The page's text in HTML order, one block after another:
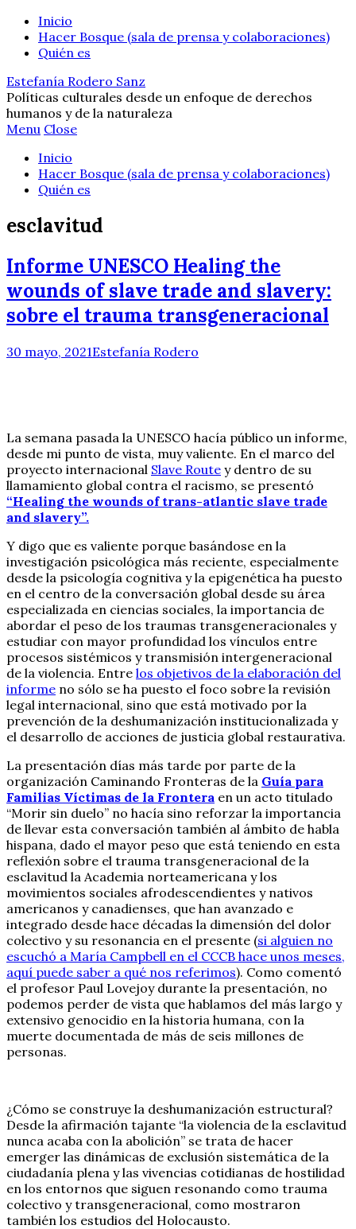
Inicio
Hacer Bosque (sala de prensa y colaboraciones)
Quién es
Estefanía Rodero Sanz
Políticas culturales desde un enfoque de derechos
humanos y de la naturaleza
Menu Close
Inicio
Hacer Bosque (sala de prensa y colaboraciones)
Quién es
esclavitud
Informe UNESCO Healing the
wounds of slave trade and slavery:
sobre el trauma transgeneracional
30 mayo, 2021Estefanía Rodero
La semana pasada la UNESCO hacía público un informe,
desde mi punto de vista, muy valiente. En el marco del
proyecto internacional Slave Route y dentro de su
llamamiento global contra el racismo, se presentó
“Healing the wounds of trans-atlantic slave trade
and slavery”.
Y digo que es valiente porque basándose en la
investigación psicológica más reciente, especialmente
desde la psicología cognitiva y la epigenética ha puesto
en el centro de la conversación global desde su área
especializada en ciencias sociales, la importancia de
abordar el peso de los traumas transgeneracionales y
estudiar con mayor profundidad los vínculos entre
procesos sistémicos y transmisión intergeneracional
de la violencia. Entre los objetivos de la elaboración del
informe no sólo se ha puesto el foco sobre la revisión
legal internacional, sino que está motivado por la
prevención de la deshumanización institucionalizada y
el desarrollo de acciones de justicia global restaurativa.
La presentación días más tarde por parte de la
organización Caminando Fronteras de la Guía para
Familias Víctimas de la Frontera en un acto titulado
“Morir sin duelo” no hacía sino reforzar la importancia
de llevar esta conversación también al ámbito de habla
hispana, dado el mayor peso que está teniendo en esta
reflexión sobre el trauma transgeneracional de la
esclavitud la Academia norteamericana y los
movimientos sociales afrodescendientes y nativos
americanos y canadienses, que han avanzado e
integrado desde hace décadas la dimensión del dolor
colectivo y su resonancia en el presente (si alguien no
escuchó a María Campbell en el CCCB hace unos meses,
aquí puede saber a qué nos referimos). Como comentó
el profesor Paul Lovejoy durante la presentación, no
podemos perder de vista que hablamos del más largo y
extensivo genocidio en la historia humana, con la
muerte documentada de más de seis millones de
personas.
¿Cómo se construye la deshumanización estructural?
Desde la afirmación tajante “la violencia de la esclavitud
nunca acaba con la abolición” se trata de hacer
emerger las dinámicas de exclusión sistemática de la
ciudadanía plena y las vivencias cotidianas de hostilidad
en los entornos que siguen resonando como trauma
colectivo y transgeneracional, como mostraron
también los estudios del Holocausto.